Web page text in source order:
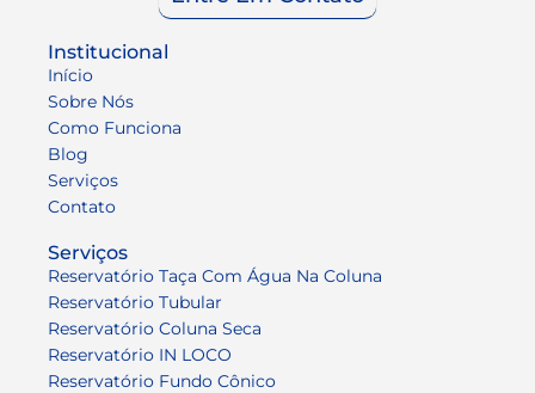
Institucional
Início
Sobre Nós
Como Funciona
Blog
Serviços
Contato
Serviços
Reservatório Taça Com Água Na Coluna
Reservatório Tubular
Reservatório Coluna Seca
Reservatório IN LOCO
Reservatório Fundo Cônico